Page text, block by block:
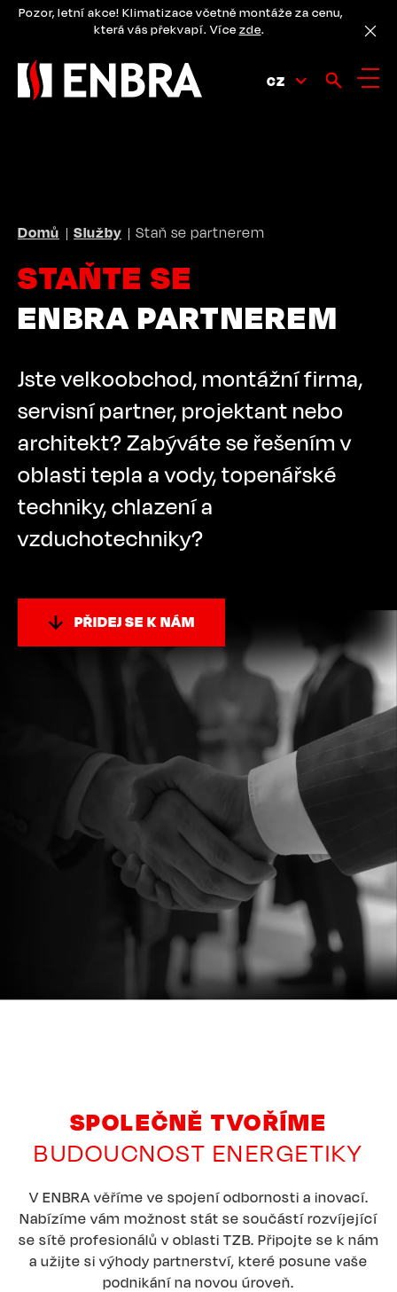
PřejítPozor, letní akce! Klimatizace včetně montáže za cenu,
která vás překvapí. Více zde.
CZ
DROBEČKOVÁ
NAVIGACE
Domů Služby Staň se partnerem
STAŇTE SE
ENBRA PARTNEREM
Jste velkoobchod, montážní firma,
servisní partner, projektant nebo
architekt? Zabýváte se řešením v
oblasti tepla a vody, topenářské
techniky, chlazení a
vzduchotechniky?
PŘIDEJ SE K NÁM
SPOLEČNĚ TVOŘÍME
BUDOUCNOST ENERGETIKY
V ENBRA věříme ve spojení odbornosti a inovací.
Nabízíme vám možnost stát se součástí rozvíjející
se sítě profesionálů v oblasti TZB. Připojte se k nám
a užijte si výhody partnerství, které posune vaše
podnikání na novou úroveň.